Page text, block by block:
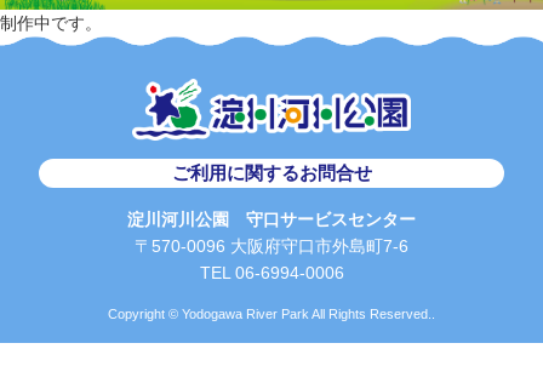
制作中です。
ご利用に関するお問合せ
淀川河川公園 守口サービスセンター
〒570-0096 大阪府守口市外島町7-6
TEL 06-6994-0006
Copyright © Yodogawa River Park All Rights Reserved..